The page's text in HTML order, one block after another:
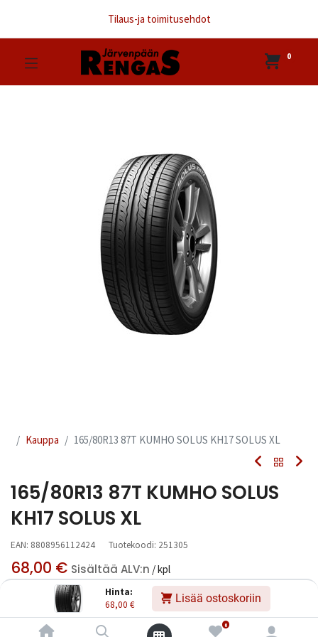
Hinta:
68,00 € Lisää ostoskoriin
0
Tilaus-ja toimitusehdot
0
Kauppa 165/80R13 87T KUMHO SOLUS KH17 SOLUS XL
165/80R13 87T KUMHO SOLUS
KH17 SOLUS XL
EAN: 8808956112424 Tuotekoodi: 251305
68,00 € Sisältää ALV:n / kpl
saatavilla:
Toimittajilla (kotimaa):Saatavilla
Toimitusaika:
3 arkipäivää